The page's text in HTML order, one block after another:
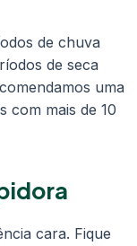
de chuva
de seca
uma
com mais de 10
cara. Fique